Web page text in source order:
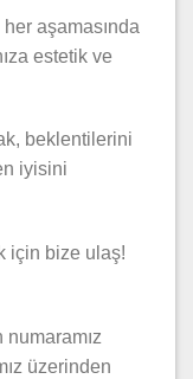
aşamasında
estetik ve
beklentilerini
iyisini
için bize ulaş!
üzerinden